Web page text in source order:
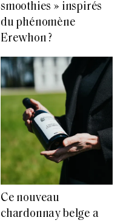
smoothies » inspirés
du phénomène
Erewhon ?
Ce nouveau
chardonnay belge a